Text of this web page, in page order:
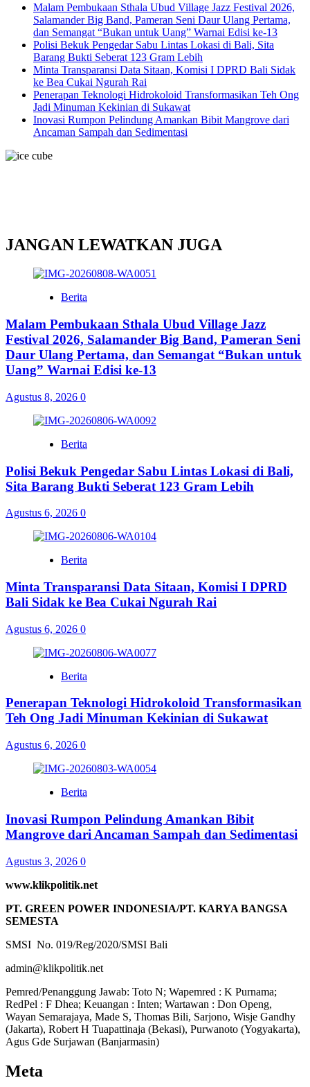
Malam Pembukaan Sthala Ubud Village Jazz Festival 2026,
Salamander Big Band, Pameran Seni Daur Ulang Pertama,
dan Semangat “Bukan untuk Uang” Warnai Edisi ke-13
Polisi Bekuk Pengedar Sabu Lintas Lokasi di Bali, Sita
Barang Bukti Seberat 123 Gram Lebih
Minta Transparansi Data Sitaan, Komisi I DPRD Bali Sidak
ke Bea Cukai Ngurah Rai
Penerapan Teknologi Hidrokoloid Transformasikan Teh Ong
Jadi Minuman Kekinian di Sukawat
Inovasi Rumpon Pelindung Amankan Bibit Mangrove dari
Ancaman Sampah dan Sedimentasi
JANGAN LEWATKAN JUGA
Berita
Malam Pembukaan Sthala Ubud Village Jazz
Festival 2026, Salamander Big Band, Pameran Seni
Daur Ulang Pertama, dan Semangat “Bukan untuk
Uang” Warnai Edisi ke-13
Agustus 8, 2026 0
Berita
Polisi Bekuk Pengedar Sabu Lintas Lokasi di Bali,
Sita Barang Bukti Seberat 123 Gram Lebih
Agustus 6, 2026 0
Berita
Minta Transparansi Data Sitaan, Komisi I DPRD
Bali Sidak ke Bea Cukai Ngurah Rai
Agustus 6, 2026 0
Berita
Penerapan Teknologi Hidrokoloid Transformasikan
Teh Ong Jadi Minuman Kekinian di Sukawat
Agustus 6, 2026 0
Berita
Inovasi Rumpon Pelindung Amankan Bibit
Mangrove dari Ancaman Sampah dan Sedimentasi
Agustus 3, 2026 0
www.klikpolitik.net
PT. GREEN POWER INDONESIA/PT. KARYA BANGSA
SEMESTA
SMSI No. 019/Reg/2020/SMSI Bali
admin@klikpolitik.net
Pemred/Penanggung Jawab: Toto N; Wapemred : K Purnama;
RedPel : F Dhea; Keuangan : Inten; Wartawan : Don Openg,
Wayan Semarajaya, Made S, Thomas Bili, Sarjono, Wisje Gandhy
(Jakarta), Robert H Tuapattinaja (Bekasi), Purwanoto (Yogyakarta),
Agus Gde Surjawan (Banjarmasin)
Meta